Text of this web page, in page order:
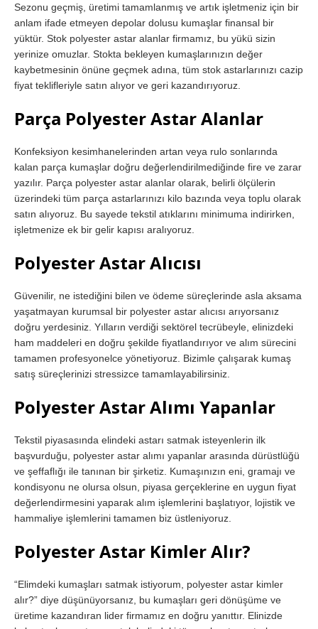
Sezonu geçmiş, üretimi tamamlanmış ve artık işletmeniz için bir
anlam ifade etmeyen depolar dolusu kumaşlar finansal bir
yüktür. Stok polyester astar alanlar firmamız, bu yükü sizin
yerinize omuzlar. Stokta bekleyen kumaşlarınızın değer
kaybetmesinin önüne geçmek adına, tüm stok astarlarınızı cazip
fiyat teklifleriyle satın alıyor ve geri kazandırıyoruz.
Parça Polyester Astar Alanlar
Konfeksiyon kesimhanelerinden artan veya rulo sonlarında
kalan parça kumaşlar doğru değerlendirilmediğinde fire ve zarar
yazılır. Parça polyester astar alanlar olarak, belirli ölçülerin
üzerindeki tüm parça astarlarınızı kilo bazında veya toplu olarak
satın alıyoruz. Bu sayede tekstil atıklarını minimuma indirirken,
işletmenize ek bir gelir kapısı aralıyoruz.
Polyester Astar Alıcısı
Güvenilir, ne istediğini bilen ve ödeme süreçlerinde asla aksama
yaşatmayan kurumsal bir polyester astar alıcısı arıyorsanız
doğru yerdesiniz. Yılların verdiği sektörel tecrübeyle, elinizdeki
ham maddeleri en doğru şekilde fiyatlandırıyor ve alım sürecini
tamamen profesyonelce yönetiyoruz. Bizimle çalışarak kumaş
satış süreçlerinizi stressizce tamamlayabilirsiniz.
Polyester Astar Alımı Yapanlar
Tekstil piyasasında elindeki astarı satmak isteyenlerin ilk
başvurduğu, polyester astar alımı yapanlar arasında dürüstlüğü
ve şeffaflığı ile tanınan bir şirketiz. Kumaşınızın eni, gramajı ve
kondisyonu ne olursa olsun, piyasa gerçeklerine en uygun fiyat
değerlendirmesini yaparak alım işlemlerini başlatıyor, lojistik ve
hammaliye işlemlerini tamamen biz üstleniyoruz.
Polyester Astar Kimler Alır?
“Elimdeki kumaşları satmak istiyorum, polyester astar kimler
alır?” diye düşünüyorsanız, bu kumaşları geri dönüşüme ve
üretime kazandıran lider firmamız en doğru yanıttır. Elinizde